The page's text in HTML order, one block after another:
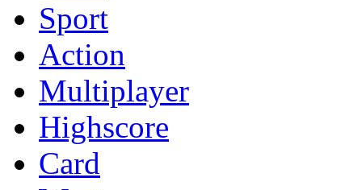
Sport
Action
Multiplayer
Highscore
Card